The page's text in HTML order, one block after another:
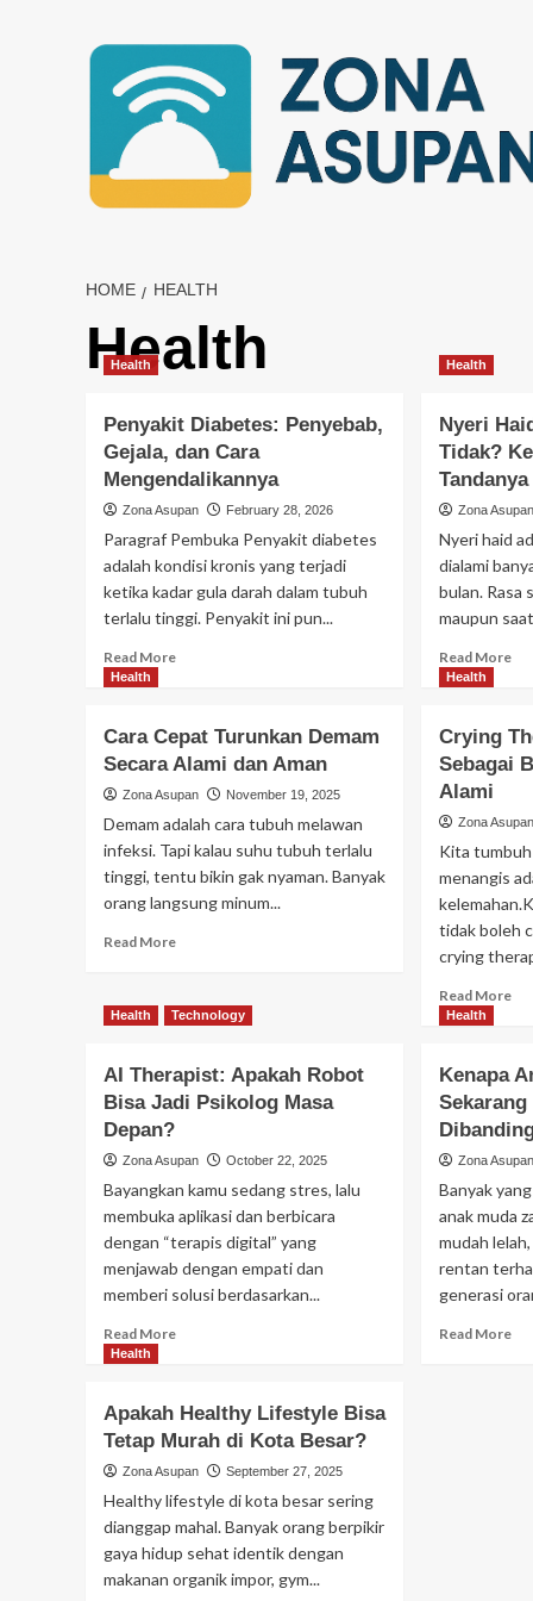
HOME HEALTH
Health
Health
Penyakit Diabetes: Penyebab,
Gejala, dan Cara
Mengendalikannya
Zona Asupan February 28, 2026
Paragraf Pembuka Penyakit diabetes
adalah kondisi kronis yang terjadi
ketika kadar gula darah dalam tubuh
terlalu tinggi. Penyakit ini pun...
Read MoreRead
Diabetes:
Penyebab,
Gejala,
Cara
Mengendalikannya
Health
Nyeri
Tidak?
Tandanya
Zona Asupan
Nyeri haid
dialami
bulan. Rasa
maupun
Read More
Health
Cara Cepat Turunkan Demam
Secara Alami dan Aman
Zona Asupan November 19, 2025
Demam adalah cara tubuh melawan
infeksi. Tapi kalau suhu tubuh terlalu
tinggi, tentu bikin gak nyaman. Banyak
orang langsung minum...
Read MoreRead
Cara
Cepat
Demam
Secara
Aman
Health
Crying
Sebagai
Alami
Zona Asupan
Kita
menangis
tidak boleh
crying
Read More
Air
Health Technology
AI Therapist: Apakah Robot
Bisa Jadi Psikolog Masa
Depan?
Zona Asupan October 22, 2025
Bayangkan kamu sedang stres, lalu
membuka aplikasi dan berbicara
dengan “terapis digital” yang
menjawab dengan empati dan
memberi solusi berdasarkan...
Read MoreRead
Therapist:
Apakah
Robot
Jadi
Psikolog
Masa
Depan?
Health
Kenapa
Zona Asupan
Banyak
anak muda
mudah
rentan
generasi
Read More
Health
Apakah Healthy Lifestyle Bisa
Tetap Murah di Kota Besar?
Zona Asupan September 27, 2025
Healthy lifestyle di kota besar sering
dianggap mahal. Banyak orang berpikir
gaya hidup sehat identik dengan
makanan organik impor, gym...